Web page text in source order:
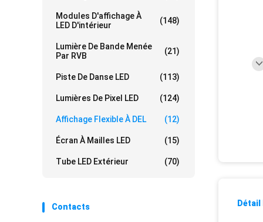
Modules D'affichage À
LED D'intérieur
(148)
Lumière De Bande Menée
Par RVB
(21)
Piste De Danse LED (113)
Lumières De Pixel LED (124)
Affichage Flexible À DEL (12)
Écran À Mailles LED (15)
Tube LED Extérieur (70)
Contacts